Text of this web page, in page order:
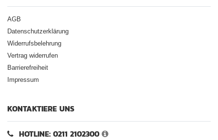
AGB
Datenschutzerklärung
Widerrufsbelehrung
Vertrag widerrufen
Barrierefreiheit
Impressum
KONTAKTIERE UNS
HOTLINE: 0211 2102300